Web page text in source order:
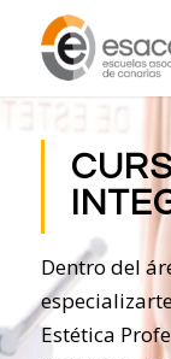
Dentro del
Estética